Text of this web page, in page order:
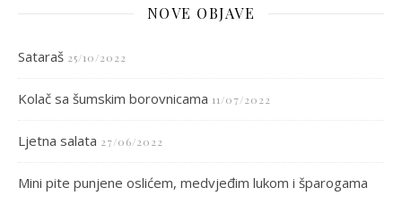
NOVE OBJAVE
Sataraš 25/10/2022
Kolač sa šumskim borovnicama 11/07/2022
Ljetna salata 27/06/2022
Mini pite punjene oslićem, medvjeđim lukom i šparogama